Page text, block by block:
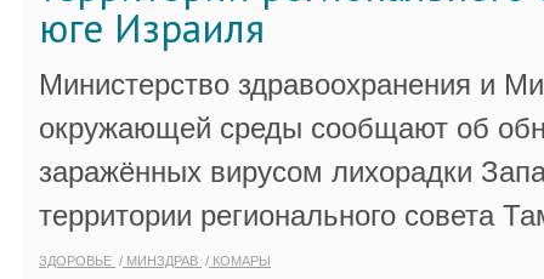
юге Израиля
Министерство здравоохранения и
окружающей среды сообщают об
заражённых вирусом лихорадки
территории регионального совета
ЗДОРОВЬЕ МИНЗДРАВ КОМАРЫ